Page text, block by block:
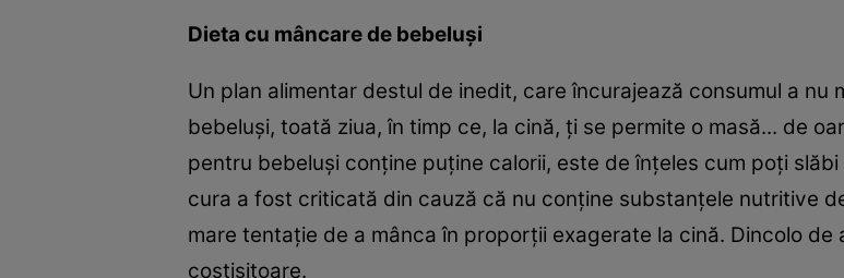
Dieta cu mâncare de bebeluşi
Un plan alimentar destul de inedit, care încurajează consumul a nu
bebeluşi, toată ziua, în timp ce, la cină, ţi se permite o masă... de
pentru bebeluşi conţine puţine calorii, este de înţeles cum poţi
cura a fost criticată din cauză că nu conţine substanţele nutritive
mare tentaţie de a mânca în proporţii exagerate la cină. Dincolo
costisitoare.